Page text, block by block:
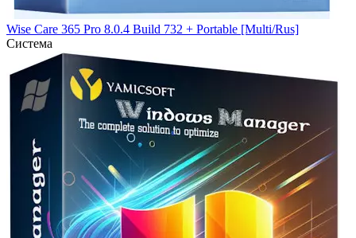
Wise Care 365 Pro 8.0.4 Build 732 + Portable [Multi/Rus]
Система